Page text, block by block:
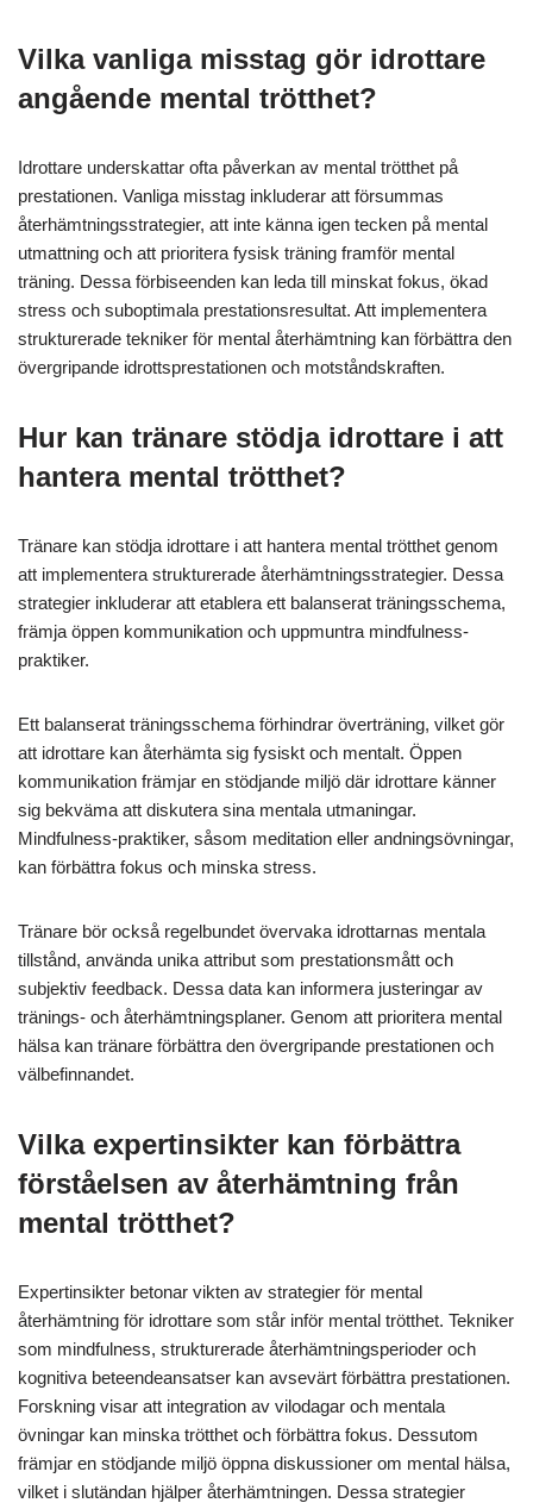
Vilka vanliga misstag gör idrottare
angående mental trötthet?
Idrottare underskattar ofta påverkan av mental trötthet på
prestationen. Vanliga misstag inkluderar att försummas
återhämtningsstrategier, att inte känna igen tecken på mental
utmattning och att prioritera fysisk träning framför mental
träning. Dessa förbiseenden kan leda till minskat fokus, ökad
stress och suboptimala prestationsresultat. Att implementera
strukturerade tekniker för mental återhämtning kan förbättra den
övergripande idrottsprestationen och motståndskraften.
Hur kan tränare stödja idrottare i att
hantera mental trötthet?
Tränare kan stödja idrottare i att hantera mental trötthet genom
att implementera strukturerade återhämtningsstrategier. Dessa
strategier inkluderar att etablera ett balanserat träningsschema,
främja öppen kommunikation och uppmuntra mindfulness-
praktiker.
Ett balanserat träningsschema förhindrar överträning, vilket gör
att idrottare kan återhämta sig fysiskt och mentalt. Öppen
kommunikation främjar en stödjande miljö där idrottare känner
sig bekväma att diskutera sina mentala utmaningar.
Mindfulness-praktiker, såsom meditation eller andningsövningar,
kan förbättra fokus och minska stress.
Tränare bör också regelbundet övervaka idrottarnas mentala
tillstånd, använda unika attribut som prestationsmått och
subjektiv feedback. Dessa data kan informera justeringar av
tränings- och återhämtningsplaner. Genom att prioritera mental
hälsa kan tränare förbättra den övergripande prestationen och
välbefinnandet.
Vilka expertinsikter kan förbättra
förståelsen av återhämtning från
mental trötthet?
Expertinsikter betonar vikten av strategier för mental
återhämtning för idrottare som står inför mental trötthet. Tekniker
som mindfulness, strukturerade återhämtningsperioder och
kognitiva beteendeansatser kan avsevärt förbättra prestationen.
Forskning visar att integration av vilodagar och mentala
övningar kan minska trötthet och förbättra fokus. Dessutom
främjar en stödjande miljö öppna diskussioner om mental hälsa,
vilket i slutändan hjälper återhämtningen. Dessa strategier